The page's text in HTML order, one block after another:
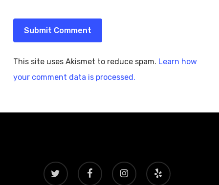
This site uses Akismet to reduce spam. Learn how
your comment data is processed.
twitter facebook instagram yelp